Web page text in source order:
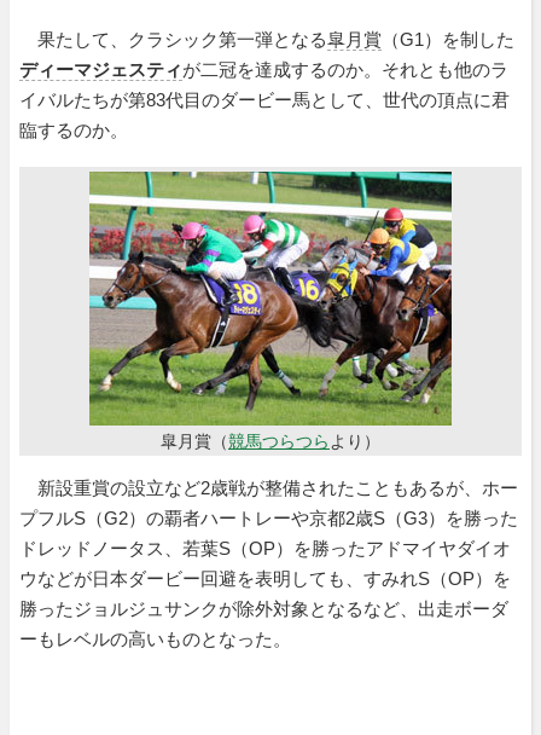
果たして、クラシック第一弾となる皐月賞 （G1）を制した
ディーマジェスティが二冠を達成するのか。それとも他のラ
イバルたちが第83代目のダービー馬として、世代の頂点に君
臨するのか。
皐月賞（競馬つらつらより）
新設重賞の設立など2歳戦が整備されたこともあるが、ホー
プフルS（G2）の覇者ハートレーや京都2歳S（G3）を勝った
ドレッドノータス、若葉S（OP）を勝ったアドマイヤダイオ
ウなどが日本ダービー回避を表明しても、すみれS（OP）を
勝ったジョルジュサンクが除外対象となるなど、出走ボーダ
ーもレベルの高いものとなった。